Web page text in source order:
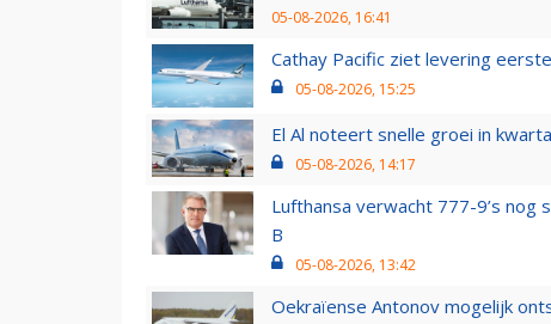
05-08-2026, 16:41
Cathay Pacific ziet levering
05-08-2026, 15:25
El Al noteert snelle groei in
05-08-2026, 14:17
Lufthansa verwacht 777-9’s nog
B
05-08-2026, 13:42
Oekraïense Antonov mogelijk